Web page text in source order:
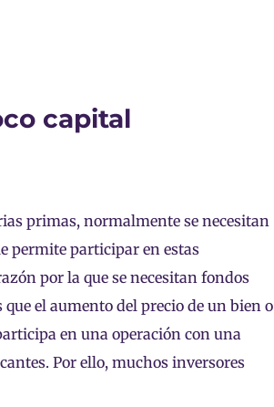
capital
primas, normalmente se necesitan
permite participar en estas
por la que se necesitan fondos
el aumento del precio de un bien o
en una operación con una
Por ello, muchos inversores